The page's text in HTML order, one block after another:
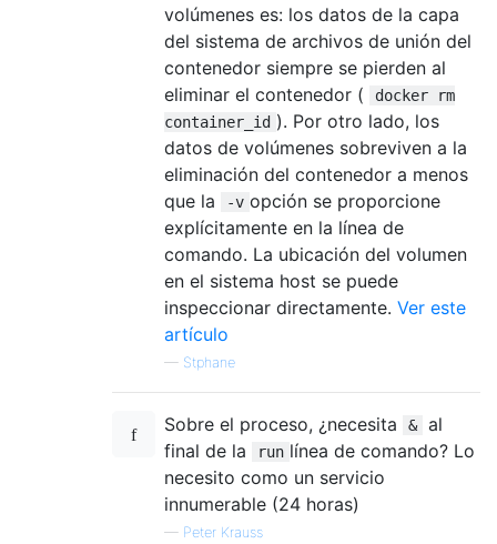
volúmenes es: los datos de la capa
del sistema de archivos de unión del
contenedor siempre se pierden al
eliminar el contenedor (
docker rm
container_id ). Por otro lado, los
datos de volúmenes sobreviven a la
eliminación del contenedor a menos
que la
-v opción se proporcione
explícitamente en la línea de
comando. La ubicación del volumen
en el sistema host se puede
inspeccionar directamente. Ver este
artículo
— Stphane
Sobre el proceso, ¿necesita &
al
final de la
run línea de comando? Lo
necesito como un servicio
innumerable (24 horas)
— Peter Krauss